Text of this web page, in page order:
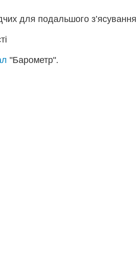
для подальшого
"Барометр".